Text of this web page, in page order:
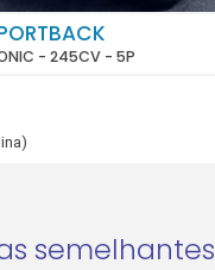
- 245CV - 5P
semelhantes